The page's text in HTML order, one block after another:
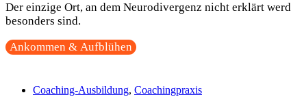
Der einzige Ort, an dem Neurodivergenz nicht erklärt
besonders sind.
Ankommen & Aufblühen
Coaching-Ausbildung, Coachingpraxis